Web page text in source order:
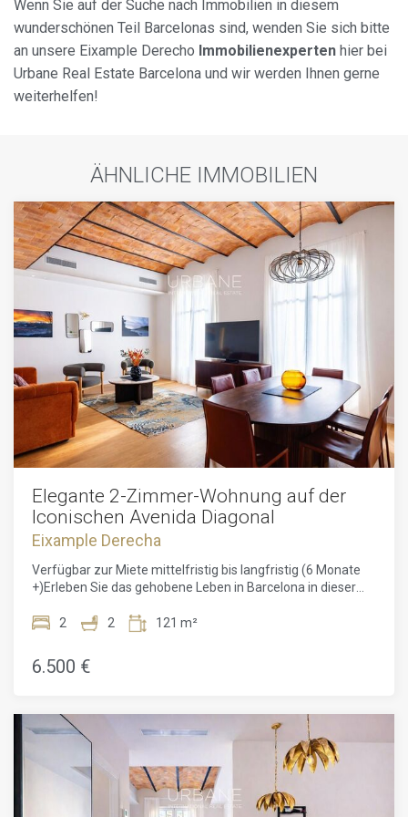
Wenn Sie auf der Suche nach Immobilien in diesem
wunderschönen Teil Barcelonas sind, wenden Sie sich bitte
an unsere Eixample Derecho Immobilienexperten hier bei
Urbane Real Estate Barcelona und wir werden Ihnen gerne
weiterhelfen!
ÄHNLICHE IMMOBILIEN
Elegante 2-Zimmer-Wohnung auf der
Iconischen Avenida Diagonal
Eixample Derecha
Verfügbar zur Miete mittelfristig bis langfristig (6 Monate
+)Erleben Sie das gehobene Leben in Barcelona in dieser
renoviert und elegant mit hochwertigen Möbeln
für Komfort, Stil und ein müheloses Alltagsleben, ist diese
Wohnung eine seltene Gelegenheit an einer der
einem vielseitigen Einzelzimmer führt – ideal als Büro,
Gästezimmer oder ruhiger Arbeitsbereich. Das großzügige,
lichtdurchflutete Hauptschlafzimmer verfügt über
Einbauschränke und einen TV-Bereich. Es gibt zwei voll
ausgestattete Badezimmer, eines davon en suite, mit
modernen, eleganten Oberflächen, die Stil mit
2 2 121 m²
6.500 €